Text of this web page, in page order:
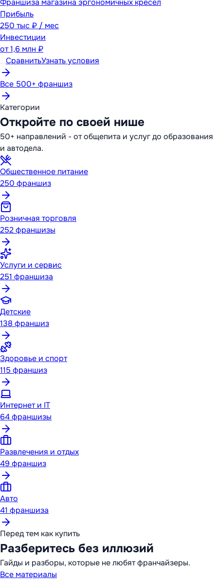
Франшиза магазина эргономичных кресел
Прибыль
250 тыс ₽ / мес
Инвестиции
от1,6 млн ₽
СравнитьУзнать условия
Все 500+ франшиз
Категории
Откройте по своей нише
50+ направлений - от общепита и услуг до образования
и автодела.
Общественное питание
250 франшиз
Розничная торговля
252франшизы
Услуги и сервис
251 франшиза
Детские
138 франшиз
Здоровье и спорт
115 франшиз
Интернет и IT
64франшизы
Развлечения и отдых
49 франшиз
Авто
41 франшиза
Перед тем как купить
Разберитесь без иллюзий
Гайды и разборы, которые не любят франчайзеры.
Все материалы